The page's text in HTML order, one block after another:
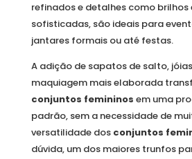
refinados e detalhes como brilhos
sofisticadas, são ideais para
jantares formais ou até festas.
A adição de sapatos de salto,
maquiagem mais elaborada
conjuntos femininos em uma
padrão, sem a necessidade de
versatilidade dos conjuntos
dúvida, um dos maiores trunfos